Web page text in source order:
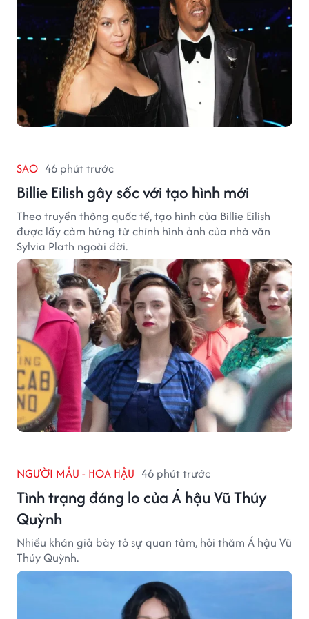
SAO 46 phút trước
Billie Eilish gây sốc với tạo hình mới
Theo truyền thông quốc tế, tạo hình của Billie Eilish
được lấy cảm hứng từ chính hình ảnh của nhà văn
Sylvia Plath ngoài đời.
NGƯỜI MẪU - HOA HẬU 46 phút trước
Tình trạng đáng lo của Á hậu Vũ Thúy
Quỳnh
Nhiều khán giả bày tỏ sự quan tâm, hỏi thăm Á hậu Vũ
Thúy Quỳnh.